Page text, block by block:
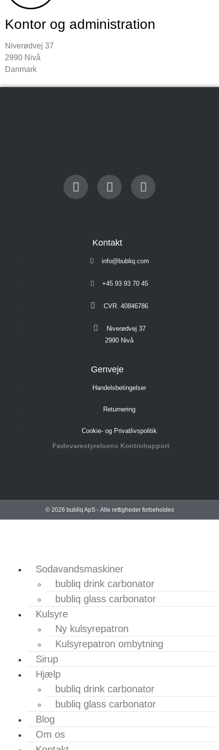
Kontor og administration​
Niverødvej 37
2990 Nivå
Danmark
Kontakt
info@bubliq.com
+45 93 93 70 45
CVR. 40846786
Niverødvej 37
2990 Nivå
Genveje
Handelsbetingelser
Returnering
Cookie- og Privatlivspolitik
Fødevarestyrelsens Kontrolrapport
©2026 bubliq ApS - Alle rettigheder forbeholdes
Sodavandsmaskiner
bubliq drink carbonator
bubliq glass carbonator
Kulsyre
Ny kulsyrepatron
Kulsyrepatron ombytning
Sirup
Hjælp
bubliq drink carbonator
bubliq glass carbonator
Blog
Om os